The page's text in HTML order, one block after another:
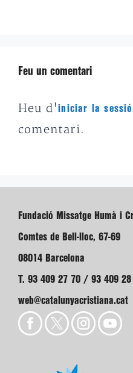
Feu un comentari
Heu d'iniciar la sessió
comentari.
Fundació Missatge Humà i
Comtes de Bell-lloc, 67-69
08014 Barcelona
T. 93 409 27 70 / 93 409 28
web@catalunyacristiana.cat